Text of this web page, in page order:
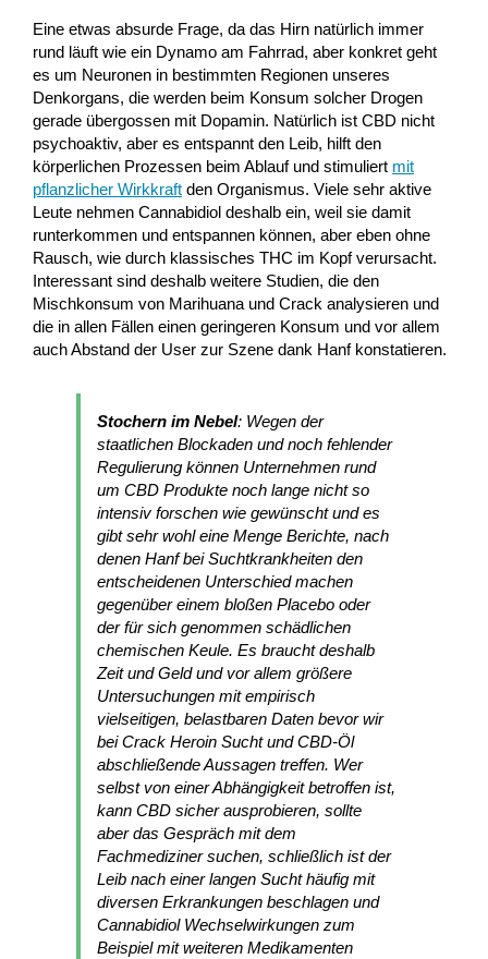
Eine etwas absurde Frage, da das Hirn natürlich immer
rund läuft wie ein Dynamo am Fahrrad, aber konkret geht
es um Neuronen in bestimmten Regionen unseres
Denkorgans, die werden beim Konsum solcher Drogen
gerade übergossen mit Dopamin. Natürlich ist CBD nicht
psychoaktiv, aber es entspannt den Leib, hilft den
körperlichen Prozessen beim Ablauf und stimuliert mit
pflanzlicher Wirkkraft den Organismus. Viele sehr aktive
Leute nehmen Cannabidiol deshalb ein, weil sie damit
runterkommen und entspannen können, aber eben ohne
Rausch, wie durch klassisches THC im Kopf verursacht.
Interessant sind deshalb weitere Studien, die den
Mischkonsum von Marihuana und Crack analysieren und
die in allen Fällen einen geringeren Konsum und vor allem
auch Abstand der User zur Szene dank Hanf konstatieren.
Stochern im Nebel: Wegen der
staatlichen Blockaden und noch fehlender
Regulierung können Unternehmen rund
um CBD Produkte noch lange nicht so
intensiv forschen wie gewünscht und es
gibt sehr wohl eine Menge Berichte, nach
denen Hanf bei Suchtkrankheiten den
entscheidenen Unterschied machen
gegenüber einem bloßen Placebo oder
der für sich genommen schädlichen
chemischen Keule. Es braucht deshalb
Zeit und Geld und vor allem größere
Untersuchungen mit empirisch
vielseitigen, belastbaren Daten bevor wir
bei Crack Heroin Sucht und CBD-Öl
abschließende Aussagen treffen. Wer
selbst von einer Abhängigkeit betroffen ist,
kann CBD sicher ausprobieren, sollte
aber das Gespräch mit dem
Fachmediziner suchen, schließlich ist der
Leib nach einer langen Sucht häufig mit
diversen Erkrankungen beschlagen und
Cannabidiol Wechselwirkungen zum
Beispiel mit weiteren Medikamenten